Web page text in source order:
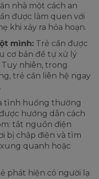
nhà một cách an
được làm quen với
khi xảy ra hỏa hoạn.
mình: Trẻ cần được
cơ bản để tự xử lý
nhiên, trong
trẻ cần liên hệ ngay
tình huống thường
hướng dẫn cách
tắt nguồn điện
bị chập điện và tìm
quanh hoặc
phát hiện có người lạ